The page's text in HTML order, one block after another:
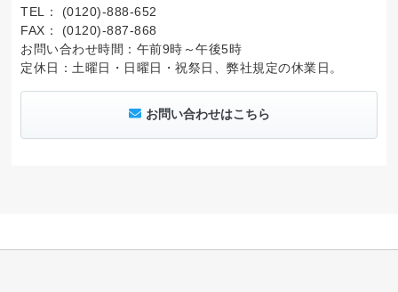
TEL： (0120)-888-652
FAX： (0120)-887-868
お問い合わせ時間：午前9時～午後5時
定休日：土曜日・日曜日・祝祭日、弊社規定の休業日。
お問い合わせはこちら